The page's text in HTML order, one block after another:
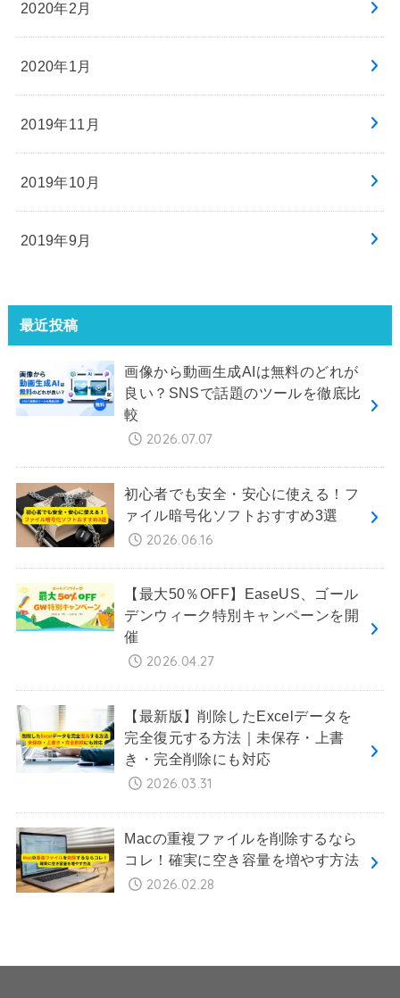
2020年2月
2020年1月
2019年11月
2019年10月
2019年9月
最近投稿
画像から動画生成AIは無料のどれが
良い？SNSで話題のツールを徹底比
較
2026.07.07
初心者でも安全・安心に使える！フ
ァイル暗号化ソフトおすすめ3選
2026.06.16
【最大50％OFF】EaseUS、ゴール
デンウィーク特別キャンペーンを開
催
2026.04.27
【最新版】削除したExcelデータを
完全復元する方法｜未保存・上書
き・完全削除にも対応
2026.03.31
Macの重複ファイルを削除するなら
コレ！確実に空き容量を増やす方法
2026.02.28